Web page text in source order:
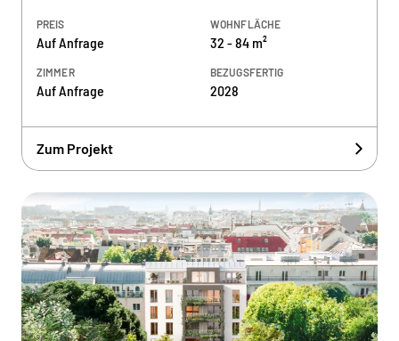
PREIS
Auf Anfrage
WOHNFLÄCHE
32 - 84 m²
ZIMMER
Auf Anfrage
BEZUGSFERTIG
2028
Zum Projekt